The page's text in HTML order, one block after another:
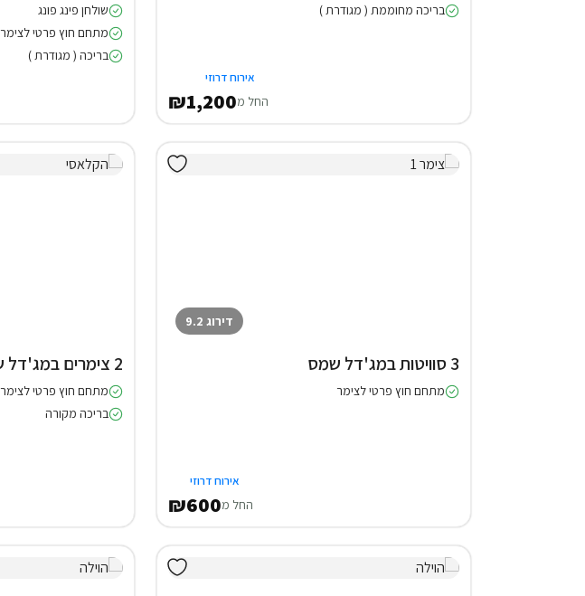
בריכה מחוממת ( מגודרת )
אירוח דרוזי
החל מ₪1,200
שולחן פינג פונג
מתחם חוץ פרטי לצימר
בריכה ( מגודרת )
דירוג 9.2
3 סוויטות במג'דל שמס
מתחם חוץ פרטי לצימר
אירוח דרוזי
החל מ₪600
2 צימרים במג'דל שמס
מתחם חוץ פרטי לצימר
בריכה מקורה